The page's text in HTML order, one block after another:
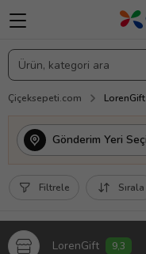
Çiçeksepeti.com LorenGift
Filtrele Sırala
LorenGift 9,3